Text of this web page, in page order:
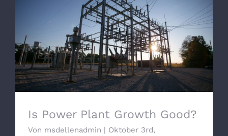
Is Power Plant Growth Good?
Is Power Plant Growth Good?
Von msdellenadmin | Oktober 3rd,